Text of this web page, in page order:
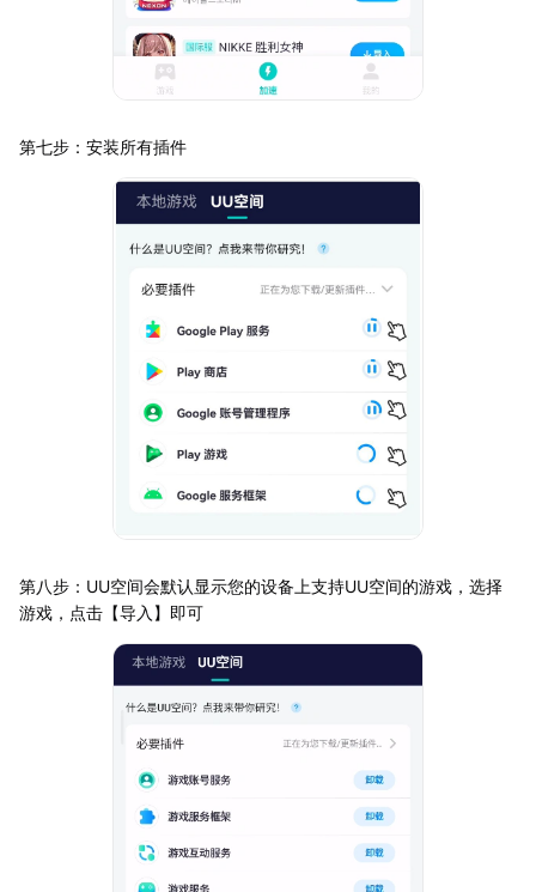
第七步：安装所有插件
第八步：UU空间会默认显示您的设备上支持UU空间的游戏，选择
游戏，点击【导入】即可